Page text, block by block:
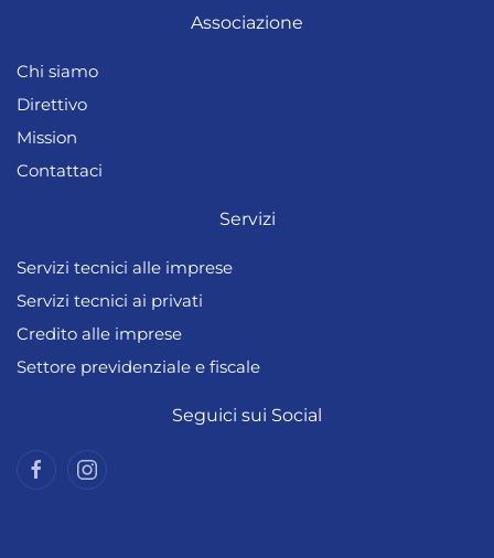
Associazione
Chi siamo
Direttivo
Mission
Contattaci
Servizi
Servizi tecnici alle imprese
Servizi tecnici ai privati
Credito alle imprese
Settore previdenziale e fiscale
Seguici sui Social